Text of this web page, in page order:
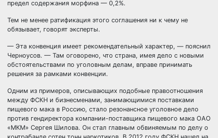
предел содержания морфина — 0,2%.
Тем не менее ратификация этого соглашения ни к чему не
обязывает, говорят эксперты.
— Эта конвенция имеет рекомендательный характер, — пояснил
Черноусов. — Там оговорено, что страна, имея дело с новыми
обстоятельствами по уголовным делам, вправе принимать
решения за рамками конвенции.
Одним из примеров, описывающих подобные правоотношения
между ФСКН и бизнесменами, занимающимися поставками
пищевого мака в Россию, стало резонансное уголовное дело
против гендиректора компании-поставщика пищевого мака ОАО
«МКМ» Сергея Шилова. Он стал главным обвиняемым по делу о